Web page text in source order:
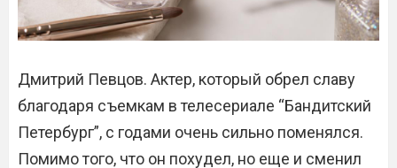
Дмитрий Певцов. Актер, который обрел славу
благодаря съемкам в телесериале “Бандитский
Петербург”, с годами очень сильно поменялся.
Помимо того, что он похудел, но еще и сменил